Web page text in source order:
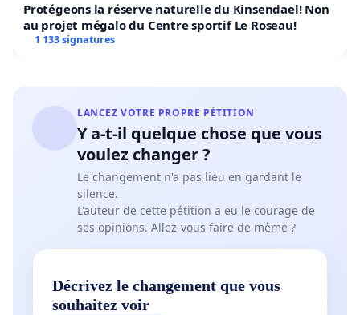
Protégeons la réserve naturelle du Kinsendael! Non
au projet mégalo du Centre sportif Le Roseau!
1 133 signatures
LANCEZ VOTRE PROPRE PÉTITION
Y a-t-il quelque chose que vous
voulez changer ?
Le changement n'a pas lieu en gardant le
silence.
L'auteur de cette pétition a eu le courage de
ses opinions. Allez-vous faire de même ?
Décrivez le changement que vous
souhaitez voir